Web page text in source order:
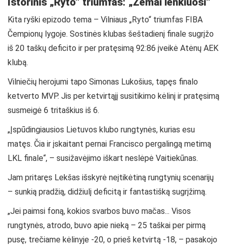
Kita ryški epizodo tema – Vilniaus „Ryto“ triumfas FIBA
Čempionų lygoje. Sostinės klubas šeštadienį finale sugrįžo
iš 20 taškų deficito ir per pratęsimą 92:86 įveikė Atėnų AEK
klubą.
Vilniečių herojumi tapo Simonas Lukošius, tapęs finalo
ketverto MVP. Jis per ketvirtąjį susitikimo kėlinį ir pratęsimą
susmeigė 6 tritaškius iš 6.
„Įspūdingiausios Lietuvos klubo rungtynės, kurias esu
matęs. Čia ir įskaitant pernai Francisco pergalingą metimą
LKL finale“, – susižavėjimo iškart neslėpė Vaitiekūnas.
Jam pritaręs Lekšas išskyrė neįtikėtiną rungtynių scenarijų
– sunkią pradžią, didžiulį deficitą ir fantastišką sugrįžimą.
„Jei paimsi foną, kokios svarbos buvo mačas... Visos
rungtynės, atrodo, buvo apie nieką – 25 taškai per pirmą
pusę, trečiame kėlinyje -20, o prieš ketvirtą -18, – pasakojo